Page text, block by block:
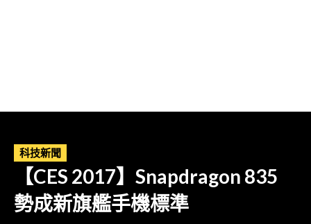
科技新聞
【CES 2017】Snapdragon 835
勢成新旗艦手機標準